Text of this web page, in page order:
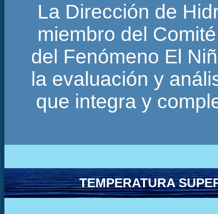
La Dirección de
miembro del
del Fenómeno El
la evaluación y
que integra y
TEMPERATURA